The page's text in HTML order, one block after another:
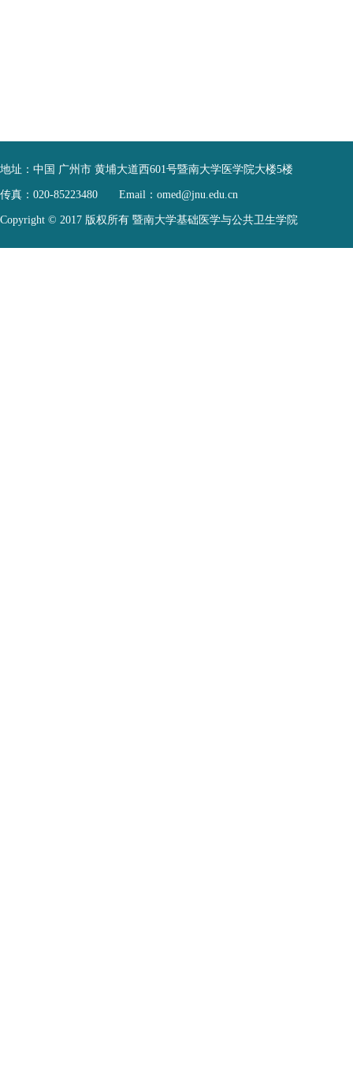
地址： 中国 广州市 黄埔大道西601号暨南大学医学院大楼5楼
传真： 020-85223480 Email： omed@jnu.edu.cn
Copyright © 2017 版权所有 暨南大学基础医学与公共卫生学院